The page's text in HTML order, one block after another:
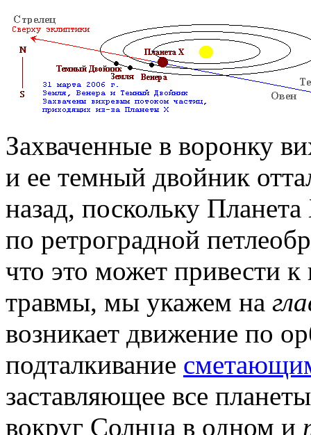
Захваченные в воронку
и ее темный двойник
назад, поскольку
по ретроградной
что это может привести
травмы, мы укажем на
возникает движение по
подталкивание
заставляющее все
вокруг Солнца в одном и